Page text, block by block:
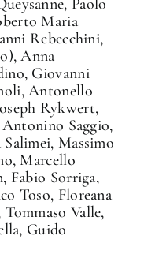
Paolo
Maria
Rebecchini,
Anna
Giovanni
Antonello
Rykwert,
Antonino Saggio,
Massimo
Marcello
Fabio Sorriga,
Toso, Floreana
Valle,
Guido